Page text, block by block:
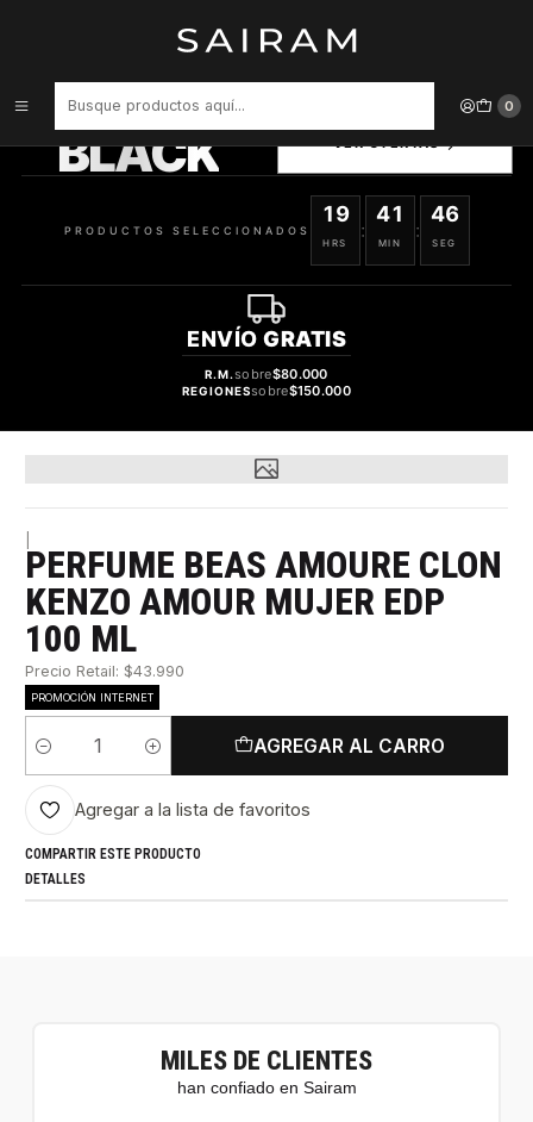
0
PERFUME BEAS AMOURE CLON KENZO AMOUR MUJER EDP 100 ML
BLACK
SELECCIONADOS
PRODUCTOS SELECCIONADOS
19
HRS
:
41
MIN
:
45
SEG
ENVÍO GRATIS
R.M.sobre$80.000
REGIONESsobre$150.000
28%
PERFUME BEAS AMOURE CLON
KENZO AMOUR MUJER EDP
100 ML
Precio Retail: $43.990
PROMOCIÓN INTERNET
Cantidad
AGREGAR AL CARRO
Agregar a la lista de favoritos
COMPARTIR ESTE PRODUCTO
DETALLES
MILES DE CLIENTES
han confiado en Sairam